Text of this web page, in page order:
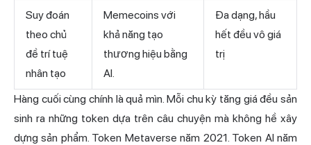
Suy đoán
theo chủ
đề trí tuệ
nhân tạo
Memecoins với
khả năng tạo
thương hiệu bằng
AI.
Đa dạng, hầu
hết đều vô giá
trị
Hàng cuối cùng chính là quả mìn. Mỗi chu kỳ tăng giá đều sản
sinh ra những token dựa trên câu chuyện mà không hề xây
dựng sản phẩm. Token Metaverse năm 2021. Token AI năm